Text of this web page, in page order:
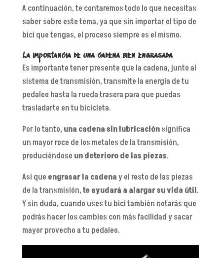
A continuación, te contaremos todo lo que necesitas
saber sobre este tema, ya que sin importar el tipo de
bici que tengas, el proceso siempre es el mismo.
La importancia de una cadena bien engrasada
Es importante tener presente que la cadena, junto al
sistema de transmisión, transmite la energía de tu
pedaleo hasta la rueda trasera para que puedas
trasladarte en tu bicicleta.
Por lo tanto, una cadena sin lubricaciónsignifica
un mayor roce de los metales de la transmisión,
produciéndose un deterioro de las piezas.
Así que engrasar la cadenay el resto de las piezas
de la transmisión,te ayudará a alargar su vida útil.
Y sin duda, cuando uses tu bici también notarás que
podrás hacer los cambios con más facilidad y sacar
mayor provecho a tu pedaleo.